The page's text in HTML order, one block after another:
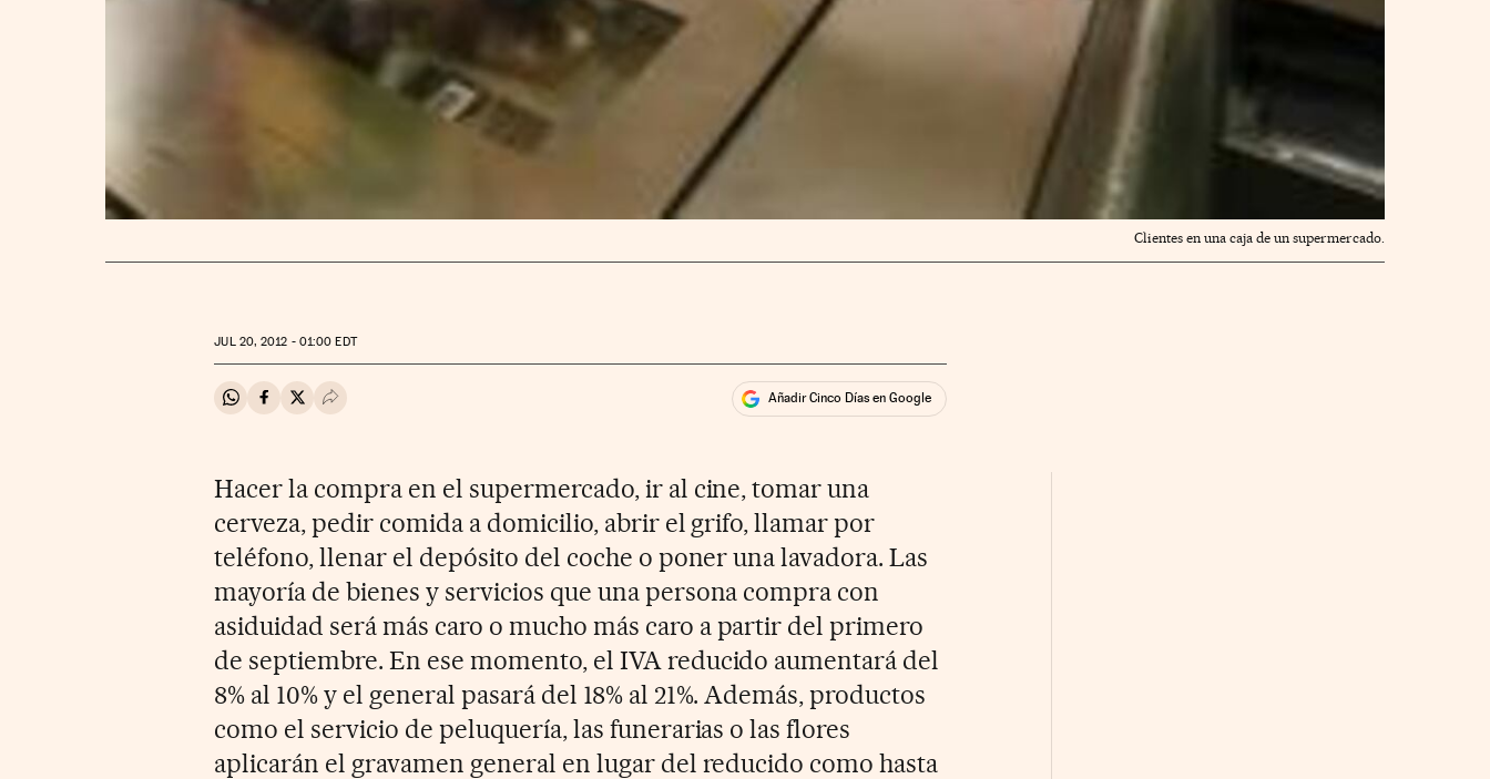
Clientes en una caja de un supermercado.
JUL 20, 2012 - 01:00 EDT
Compartir en Whatsapp
Compartir en Facebook
Compartir en Twitter
Desplegar Redes Sociales Añadir Cinco Días en Google
Hacer la compra en el supermercado, ir al cine, tomar una
cerveza, pedir comida a domicilio, abrir el grifo, llamar por
teléfono, llenar el depósito del coche o poner una lavadora. Las
mayoría de bienes y servicios que una persona compra con
asiduidad será más caro o mucho más caro a partir del primero
de septiembre. En ese momento, el IVA reducido aumentará del
8% al 10% y el general pasará del 18% al 21%. Además, productos
como el servicio de peluquería, las funerarias o las flores
aplicarán el gravamen general en lugar del reducido como hasta